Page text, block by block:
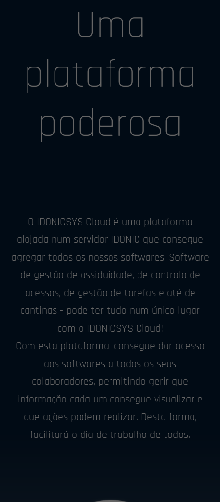
Uma
plataforma
poderosa
O IDONICSYS Cloud é uma plataforma
alojada num servidor IDONIC que consegue
agregar todos os nossos softwares. Software
de gestão de assiduidade, de controlo de
acessos, de gestão de tarefas e até de
cantinas - pode ter tudo num único lugar
com o IDONICSYS Cloud!
Com esta plataforma, consegue dar acesso
aos softwares a todos os seus
colaboradores, permitindo gerir que
informação cada um consegue visualizar e
que ações podem realizar. Desta forma,
facilitará o dia de trabalho de todos.